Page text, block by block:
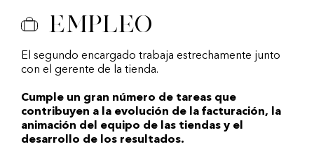
Empleo
El segundo encargado trabaja estrechamente junto
con el gerente de la tienda.
Cumple un gran número de tareas que
contribuyen a la evolución de la facturación, la
animación del equipo de las tiendas y el
desarrollo de los resultados.